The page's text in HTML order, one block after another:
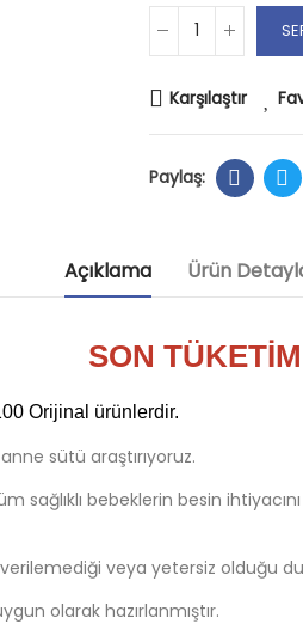
Karşılaştır
Açıklama Ürün
SON
Orijinal ürünlerdir.
sütü araştırıyoruz.
bebeklerin besin
veya yetersiz olduğu
olarak hazırlanmıştır.